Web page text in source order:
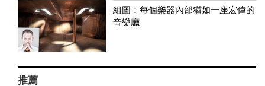
組圖：每個樂器內部猶如一座宏偉的
音樂廳
推薦